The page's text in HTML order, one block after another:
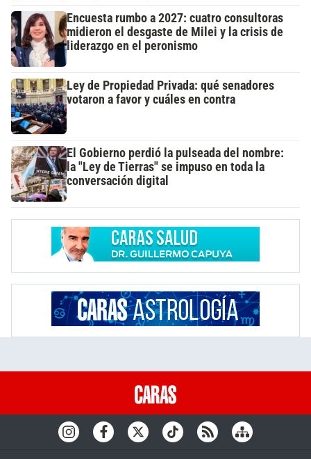
Encuesta rumbo a 2027: cuatro consultoras
midieron el desgaste de Milei y la crisis de
liderazgo en el peronismo
Ley de Propiedad Privada: qué senadores
votaron a favor y cuáles en contra
El Gobierno perdió la pulseada del nombre:
la "Ley de Tierras" se impuso en toda la
conversación digital